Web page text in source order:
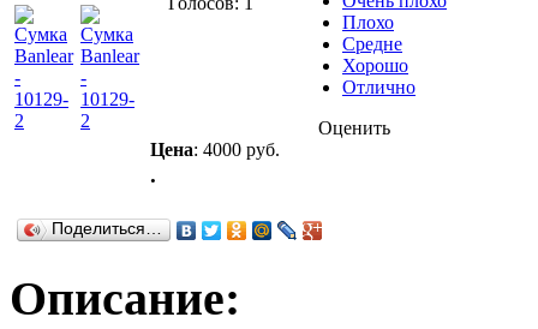
Плохо
Средне
Хорошо
Отлично
Оценить
Цена: 4000 руб.
.
Поделиться…
Описание: